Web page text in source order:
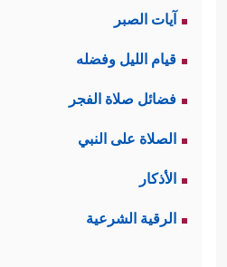
آيات الصبر
قيام الليل وفضله
فضائل صلاة الفجر
الصلاة على النبي
الأذكار
الرقية الشرعية